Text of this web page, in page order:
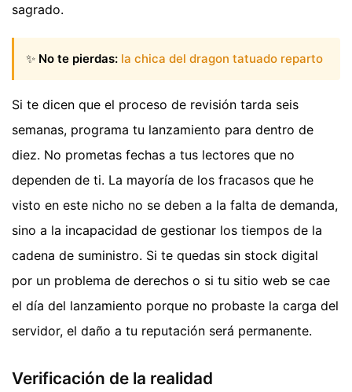
sagrado.
✨ No te pierdas: la chica del dragon tatuado reparto
Si te dicen que el proceso de revisión tarda seis
semanas, programa tu lanzamiento para dentro de
diez. No prometas fechas a tus lectores que no
dependen de ti. La mayoría de los fracasos que he
visto en este nicho no se deben a la falta de demanda,
sino a la incapacidad de gestionar los tiempos de la
cadena de suministro. Si te quedas sin stock digital
por un problema de derechos o si tu sitio web se cae
el día del lanzamiento porque no probaste la carga del
servidor, el daño a tu reputación será permanente.
Verificación de la realidad